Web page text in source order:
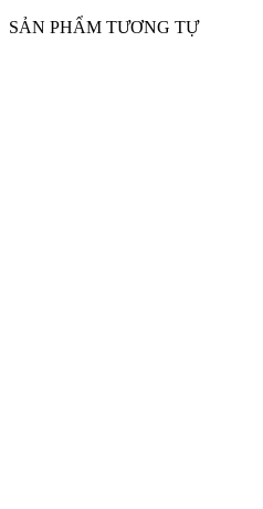
SẢN PHẨM TƯƠNG TỰ